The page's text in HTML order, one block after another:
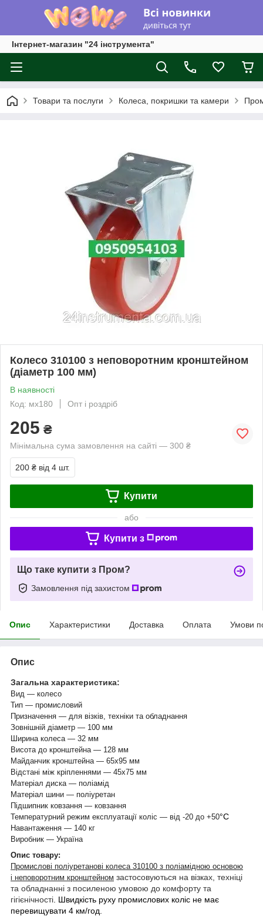
Інтернет-магазин "24 інструмента"
Товари та послуги Колеса, покришки та камери
Колесо 310100 з неповоротним кронштейном
(діаметр 100 мм)
В наявності
Код: мх180
Опт і роздріб
205 ₴
Мінімальна сума замовлення на сайті — 300 ₴
200 ₴ від 4 шт.
Купити
або
Купити з
Що таке купити з Пром?
Замовлення під захистом
Опис Характеристики Доставка Оплата Умови
Опис
Загальна характеристика:
Вид — колесо
Тип — промисловий
Призначення — для візків, техніки та обладнання
Зовнішній діаметр — 100 мм
Ширина колеса — 32 мм
Висота до кронштейна — 128 мм
Майданчик кронштейна — 65х95 мм
Відстані між кріпленнями — 45х75 мм
Матеріал диска — поліамід
Матеріал шини — поліуретан
Підшипник ковзання — ковзання
Температурний режим експлуатації коліс — від -20 до +50°С
Навантаження — 140 кг
Виробник — Україна
Опис товару:
Промислові поліуретанові колеса 310100 з поліамідною основою
і неповоротним кронштейном застосовуються на візках, техніці
та обладнанні з посиленою умовою до комфорту та
гігієнічності Швидкість руху промислових коліс не має
перевищувати 4 км/год.